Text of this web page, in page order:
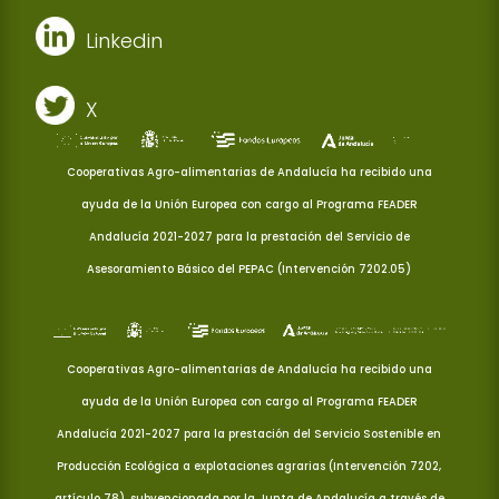
Linkedin
X
Cooperativas Agro-alimentarias de Andalucía ha recibido una
ayuda de la Unión Europea con cargo al Programa FEADER
Andalucía 2021-2027 para la prestación del Servicio de
Asesoramiento Básico del PEPAC (Intervención 7202.05)
Cooperativas Agro-alimentarias de Andalucía ha recibido una
ayuda de la Unión Europea con cargo al Programa FEADER
Andalucía 2021-2027 para la prestación del Servicio Sostenible en
Producción Ecológica a explotaciones agrarias (Intervención 7202,